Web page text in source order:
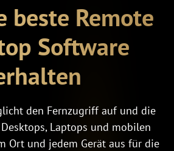
beste Remote
Software
den Fernzugriff auf und die
Laptops und mobilen
Ort und jedem Gerät aus für die